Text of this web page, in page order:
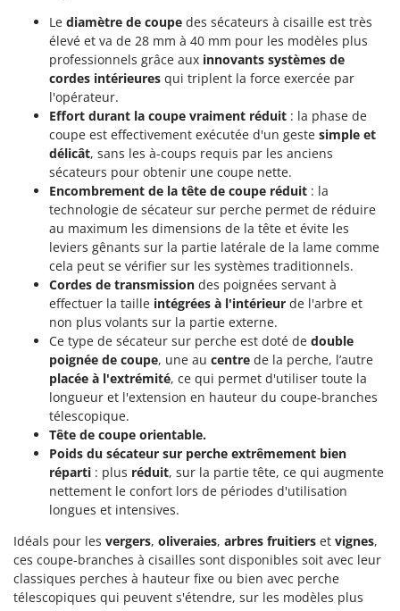
Le diamètre de coupe des sécateurs à cisaille est très
élevé et va de 28 mm à 40 mm pour les modèles plus
professionnels grâce aux innovants systèmes de
cordes intérieures qui triplent la force exercée par
l'opérateur.
Effort durant la coupe vraiment réduit : la phase de
coupe est effectivement exécutée d'un geste simple et
délicât, sans les à-coups requis par les anciens
sécateurs pour obtenir une coupe nette.
Encombrement de la tête de coupe réduit : la
technologie de sécateur sur perche permet de réduire
au maximum les dimensions de la tête et évite les
leviers gênants sur la partie latérale de la lame comme
cela peut se vérifier sur les systèmes traditionnels.
Cordes de transmission des poignées servant à
effectuer la taille intégrées à l'intérieur de l'arbre et
non plus volants sur la partie externe.
Ce type de sécateur sur perche est doté de double
poignée de coupe, une au centre de la perche, l’autre
placée à l'extrémité, ce qui permet d'utiliser toute la
longueur et l'extension en hauteur du coupe-branches
télescopique.
Tête de coupe orientable.
Poids du sécateur sur perche extrêmement bien
réparti : plus réduit, sur la partie tête, ce qui augmente
nettement le confort lors de périodes d'utilisation
longues et intensives.
Idéals pour les vergers, oliveraies, arbres fruitiers et vignes,
ces coupe-branches à cisailles sont disponibles soit avec leur
classiques perches à hauteur fixe ou bien avec perche
télescopiques qui peuvent s'étendre, sur les modèles plus